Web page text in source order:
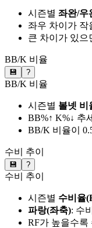
시즌별 좌완/우
좌우 차이가 작
큰 차이가 있으
BB/K 비율
💾 ?
BB/K 비율
시즌별 볼넷 비
BB%↑ K%↓ 추
BB/K 비율이
수비 추이
💾 ?
수비 추이
시즌별 수비율
파랑(좌축): 수
RF가 높을수록